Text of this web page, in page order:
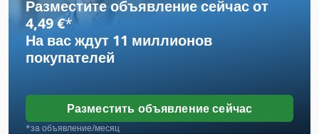
2018 2-осная 25 км/ч Комплект светодиодного освещения
Шины: 10.0/75-15.3 Цена при самовывозе. Товар находится
по адресу: 49419 Вагенфельд-Штрёэн, самовывоз
покупателем. Это предложение распространяется
исключительно на указанный предмет. Прочие позиции,
других предложений. Возможны ошибки в описании.
Dkedpfjzabtdsx Ad Ier Инвентарный номер: 2926-26
Разместите объявление сейчас от
4,49 €*
На вас ждут 11 миллионов
покупателей
Разместить объявление сейчас
*за объявление/месяц